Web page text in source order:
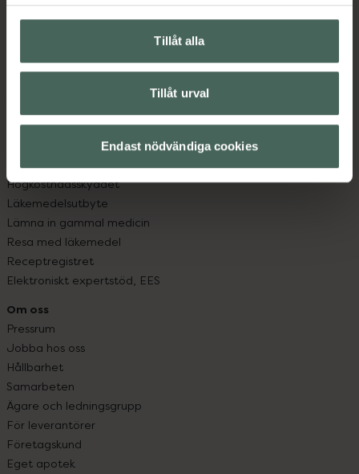
Tillåt alla
Tillåt urval
Endast nödvändiga cookies
Handla tryggt
Leverans, betalning och retur
Sajtens tillgänglighet
Köpvillkor
Om recept och läkemedel
Fullmakter
Högkostnadsskyddet
Läkemedelsutbyte
Lämna in gammal medicin
Resa med läkemedel
Receptregistret
Elektroniskt expertstöd, EES
Om oss
Pressrum
Jobba hos oss
Hållbarhet
Samarbeten
Ägare och ledningsgrupp
För leverantörer
Företagskund
Eget apotek